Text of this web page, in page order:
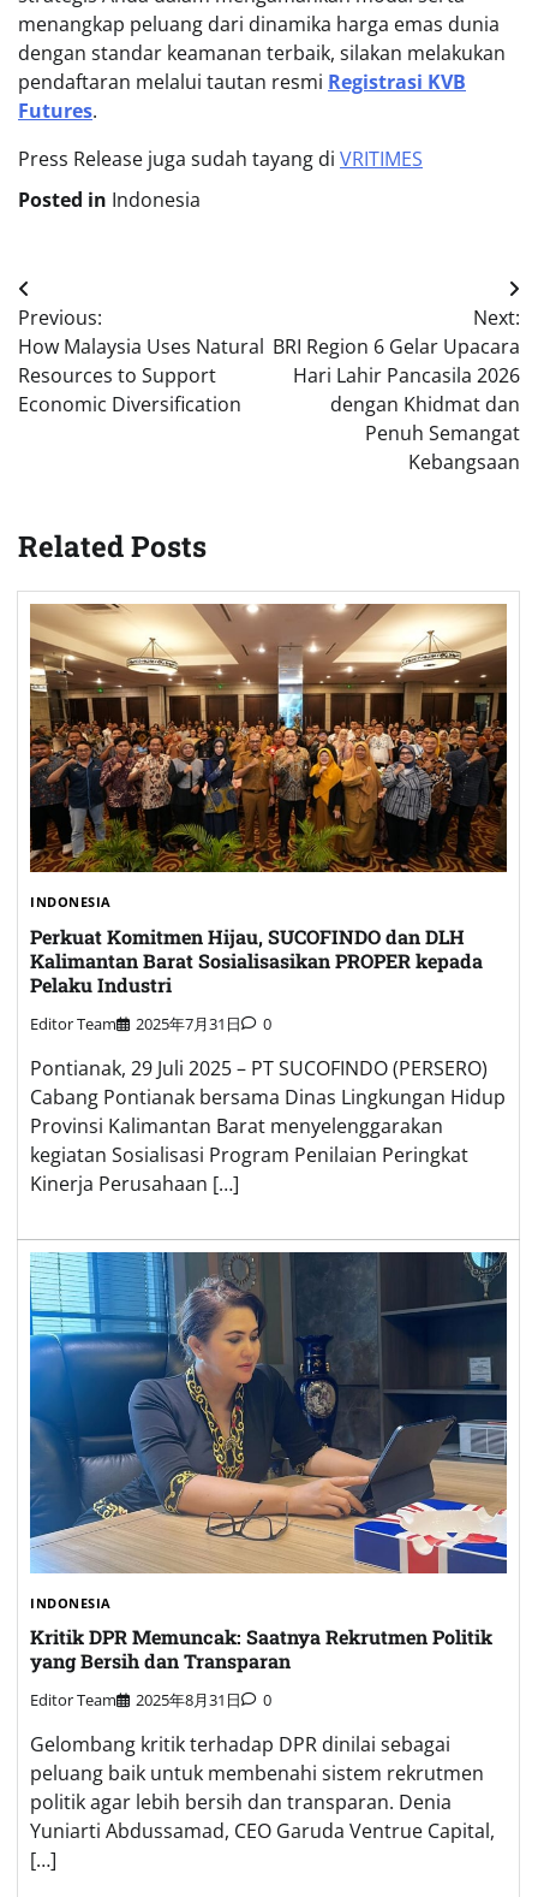
menangkap peluang dari dinamika harga emas dunia
dengan standar keamanan terbaik, silakan melakukan
pendaftaran melalui tautan resmi Registrasi KVB
Futures.
Press Release juga sudah tayang di VRITIMES
Posted in Indonesia
Post
navigation
Previous:
How Malaysia Uses Natural
Resources to Support
Economic Diversification
Next:
BRI Region 6 Gelar Upacara
Hari Lahir Pancasila 2026
dengan Khidmat dan
Penuh Semangat
Kebangsaan
Related Posts
INDONESIA
Perkuat Komitmen Hijau, SUCOFINDO dan DLH
Kalimantan Barat Sosialisasikan PROPER kepada
Pelaku Industri
Editor Team 2025年7月31日 0
Pontianak, 29 Juli 2025 – PT SUCOFINDO (PERSERO)
Cabang Pontianak bersama Dinas Lingkungan Hidup
Provinsi Kalimantan Barat menyelenggarakan
kegiatan Sosialisasi Program Penilaian Peringkat
Kinerja Perusahaan […]
INDONESIA
Kritik DPR Memuncak: Saatnya Rekrutmen Politik
yang Bersih dan Transparan
Editor Team 2025年8月31日 0
Gelombang kritik terhadap DPR dinilai sebagai
peluang baik untuk membenahi sistem rekrutmen
politik agar lebih bersih dan transparan. Denia
Yuniarti Abdussamad, CEO Garuda Ventrue Capital,
[…]